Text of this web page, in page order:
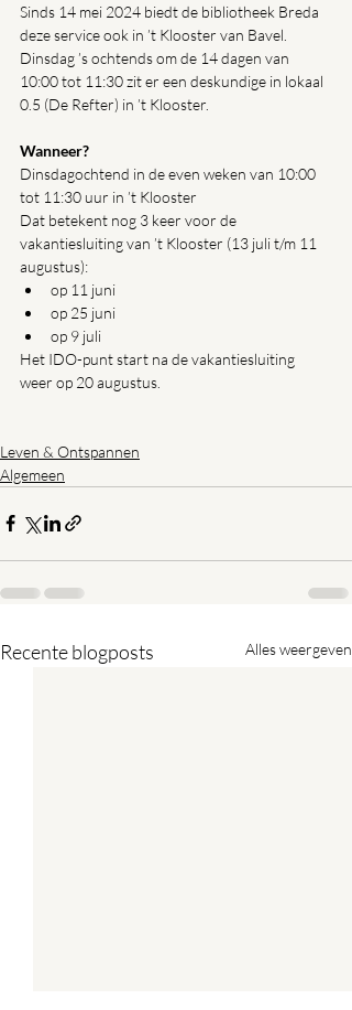
Sinds 14 mei 2024 biedt de bibliotheek Breda
deze service ook in ’t Klooster van Bavel.
Dinsdag ’s ochtends om de 14 dagen van
10:00 tot 11:30 zit er een deskundige in lokaal
0.5 (De Refter) in ’t Klooster.
Wanneer?
Dinsdagochtend in de even weken van 10:00
tot 11:30 uur in ’t Klooster
Dat betekent nog 3 keer voor de
vakantiesluiting van ’t Klooster (13 juli t/m 11
augustus):
op 11 juni
op 25 juni
op 9 juli
Het IDO-punt start na de vakantiesluiting
weer op 20 augustus.
Leven & Ontspannen
Algemeen
Recente blogposts Alles weergeven